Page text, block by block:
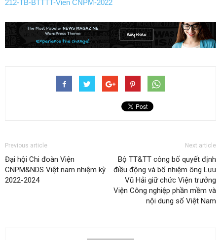
212-TB-BTTTT-Vien CNPM-2022
Previous article
Đại hội Chi đoàn Viện
CNPM&NDS Việt nam nhiệm kỳ
2022-2024
Next article
Bộ TT&TT công bố quyết định
điều động và bổ nhiệm ông Lưu
Vũ Hải giữ chức Viện trưởng
Viện Công nghiệp phần mềm và
nội dung số Việt Nam